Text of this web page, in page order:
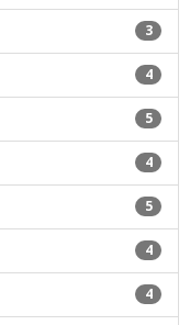
3
4
5
4
5
4
4